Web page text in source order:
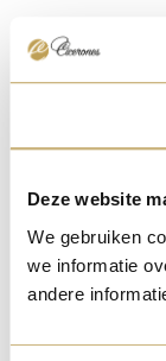
Deze website
We gebruiken
we informatie
andere